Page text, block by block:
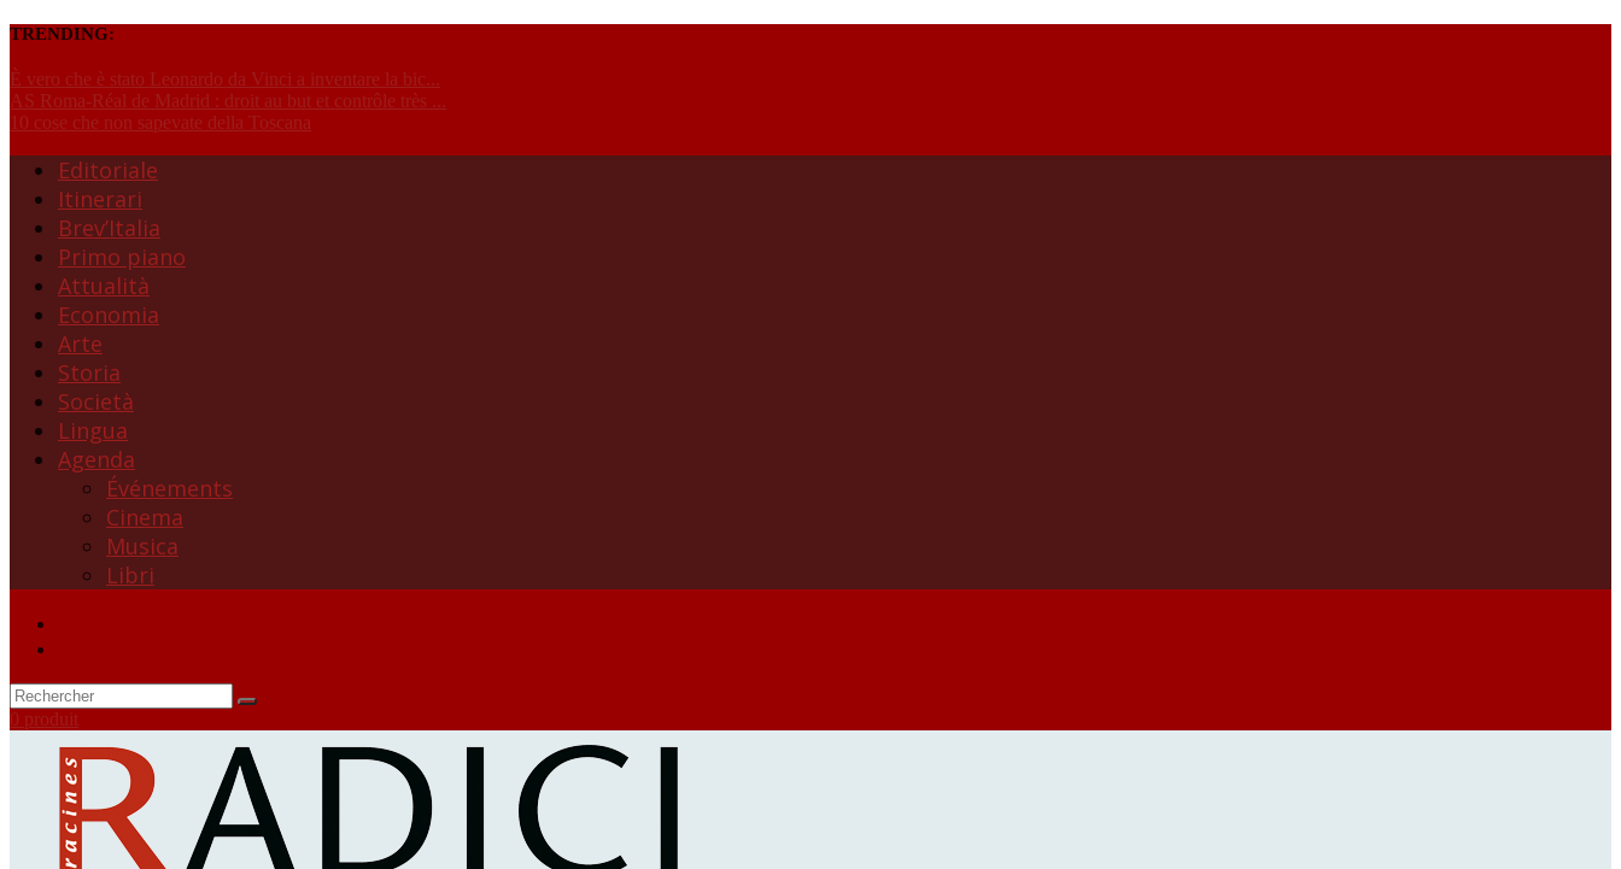
TRENDING:
È vero che è stato Leonardo da Vinci a inventare la bic...
AS Roma-Réal de Madrid : droit au but et contrôle très ...
10 cose che non sapevate della Toscana
Editoriale
Itinerari
Brev’Italia
Primo piano
Attualità
Economia
Arte
Storia
Società
Lingua
Agenda
Événements
Cinema
Musica
Libri
0 produit